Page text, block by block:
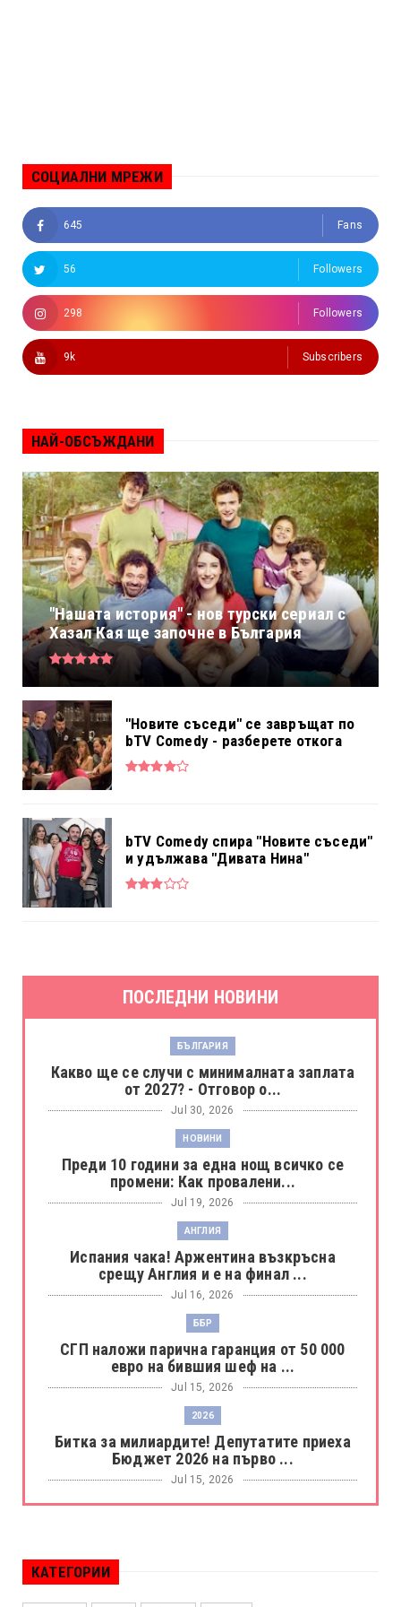
СОЦИАЛНИ МРЕЖИ
645 Fans
56 Followers
298 Followers
9k Subscribers
НАЙ-ОБСЪЖДАНИ
"Нашата история" - нов турски сериал с
Хазал Кая ще започне в България
"Новите съседи" се завръщат по
bTV Comedy - разберете откога
bTV Comedy спира "Новите съседи"
и удължава "Дивата Нина"
ПОСЛЕДНИ НОВИНИ
БЪЛГАРИЯ
Какво ще се случи с минималната заплата
от 2027? - Отговор о...
Jul 30, 2026
НОВИНИ
Преди 10 години за една нощ всичко се
промени: Как провалени...
Jul 19, 2026
АНГЛИЯ
Испания чака! Аржентина възкръсна
срещу Англия и е на финал ...
Jul 16, 2026
ББР
СГП наложи парична гаранция от 50 000
евро на бившия шеф на ...
Jul 15, 2026
2026
Битка за милиардите! Депутатите приеха
Бюджет 2026 на първо ...
Jul 15, 2026
БОРАЦ
КАТЕГОРИИ